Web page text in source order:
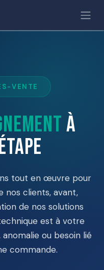
VENTE
à
tout en œuvre pour
nos clients, avant,
de nos solutions
est à votre
ou besoin lié
commande.